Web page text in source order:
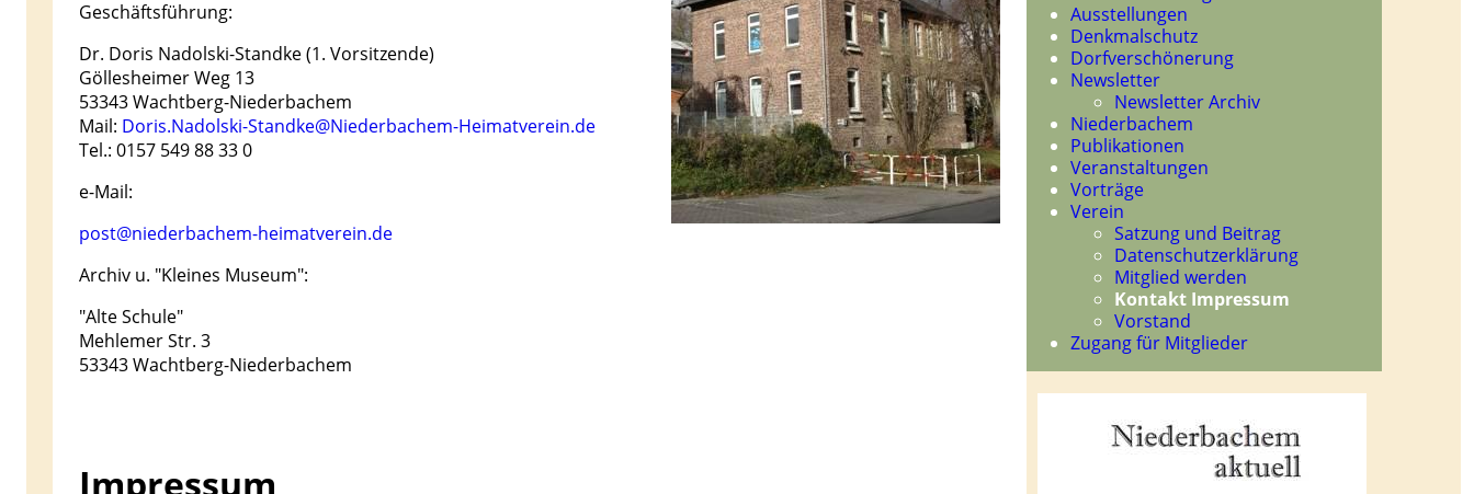
Geschäftsführung:
Dr. Doris Nadolski-Standke (1. Vorsitzende)
Göllesheimer Weg 13
53343 Wachtberg-Niederbachem
Mail: Doris.Nadolski-Standke@Niederbachem-Heimatverein.de
Tel.: 0157 549 88 33 0
e-Mail:
post@niederbachem-heimatverein.de
Archiv u. "Kleines Museum":
"Alte Schule"
Mehlemer Str. 3
53343 Wachtberg-Niederbachem
Impressum
Ausstellungen
Denkmalschutz
Dorfverschönerung
Newsletter
Newsletter Archiv
Niederbachem
Publikationen
Veranstaltungen
Vorträge
Verein
Satzung und Beitrag
Datenschutzerklärung
Mitglied werden
Kontakt Impressum
Vorstand
Zugang für Mitglieder